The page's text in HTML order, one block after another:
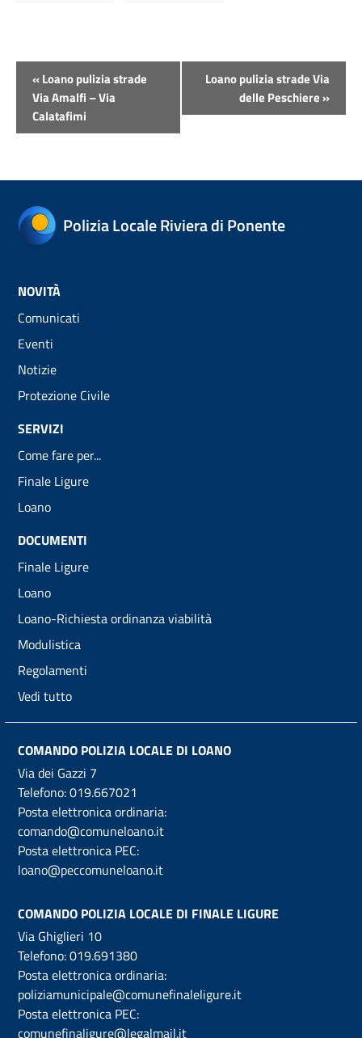
Evento
Navigazione
«Loano pulizia strade
Via Amalfi – Via
Calatafimi
Loano pulizia strade Via
delle Peschiere»
Polizia Locale Riviera di Ponente
NOVITÀ
Comunicati
Eventi
Notizie
Protezione Civile
SERVIZI
Come fare per...
Finale Ligure
Loano
DOCUMENTI
Finale Ligure
Loano
Loano-Richiesta ordinanza viabilità
Modulistica
Regolamenti
Vedi tutto
COMANDO POLIZIA LOCALE DI LOANO
Via dei Gazzi 7
Telefono:019.667021
Posta elettronica ordinaria:
comando@comuneloano.it
Posta elettronica PEC:
loano@peccomuneloano.it
COMANDO POLIZIA LOCALE DI FINALE LIGURE
Via Ghiglieri 10
Telefono:019.691380
Posta elettronica ordinaria:
poliziamunicipale@comunefinaleligure.it
Posta elettronica PEC:
comunefinaligure@legalmail.it